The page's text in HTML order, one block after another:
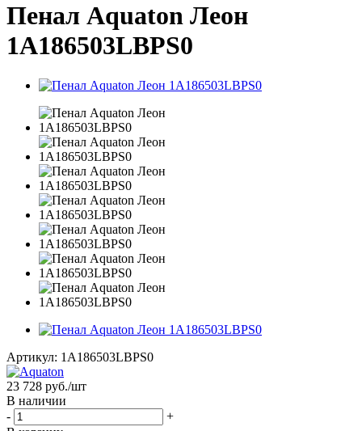
Пенал Aquaton Леон
1A186503LBPS0
Артикул: 1A186503LBPS0
23 728 руб./шт
В наличии
-
+